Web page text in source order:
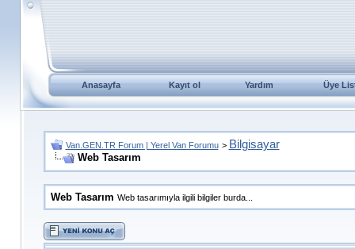
Anasayfa Kayıt ol Yardım Üye
Van.GEN.TR Forum | Yerel Van Forumu > Bilgisayar
Web Tasarım
Web Tasarım Web tasarımıyla ilgili bilgiler burda...